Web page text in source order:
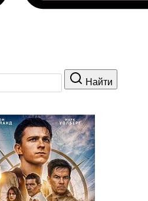
Найти